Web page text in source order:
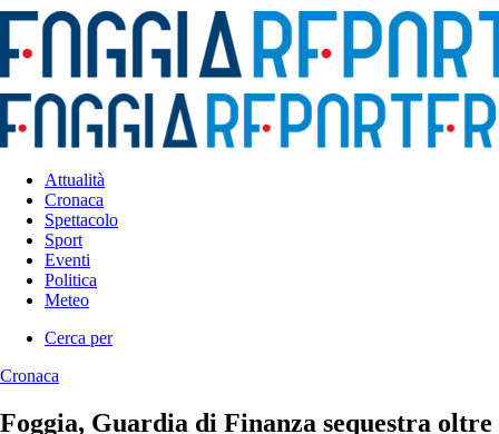
Attualità
Cronaca
Spettacolo
Sport
Eventi
Politica
Meteo
Cerca per
Cronaca
Foggia, Guardia di Finanza sequestra oltre